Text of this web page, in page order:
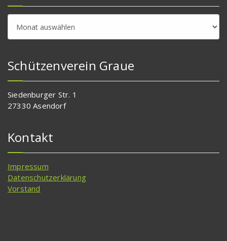
Beitragsarchiv
Schützenverein Graue
Siedenburger Str. 1
27330 Asendorf
Kontakt
Impressum
Datenschutzerklärung
Vorstand